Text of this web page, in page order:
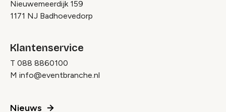
Nieuwemeerdijk 159
1171 NJ Badhoevedorp
Klantenservice
T 088 8860100
M info@eventbranche.nl
Nieuws